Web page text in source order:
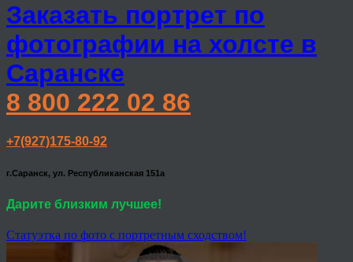
Заказать портрет по
фотографии на холсте в
Саранске
8 800 222 02 86
+7(927)175-80-92
г.Саранск, ул. Республиканская 151а
Дарите близким лучшее!
Статуэтка по фото с портретным сходством!